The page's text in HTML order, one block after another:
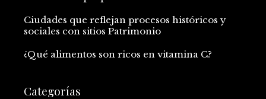
Ciudades que reflejan procesos históricos y
sociales con sitios Patrimonio
¿Qué alimentos son ricos en vitamina C?
Categorías